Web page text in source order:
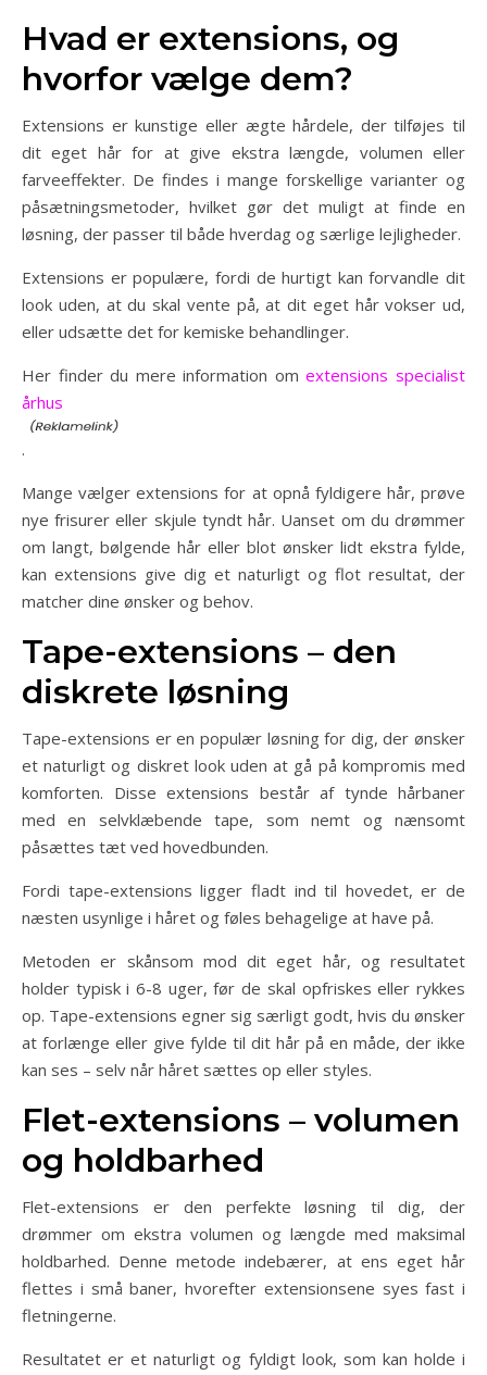
Hvad er extensions, og
hvorfor vælge dem?
Extensions er kunstige eller ægte hårdele, der tilføjes til
dit eget hår for at give ekstra længde, volumen eller
farveeffekter. De findes i mange forskellige varianter og
påsætningsmetoder, hvilket gør det muligt at finde en
løsning, der passer til både hverdag og særlige lejligheder.
Extensions er populære, fordi de hurtigt kan forvandle dit
look uden, at du skal vente på, at dit eget hår vokser ud,
eller udsætte det for kemiske behandlinger.
Her finder du mere information omextensions specialist
århus
.
Mange vælger extensions for at opnå fyldigere hår, prøve
nye frisurer eller skjule tyndt hår. Uanset om du drømmer
om langt, bølgende hår eller blot ønsker lidt ekstra fylde,
kan extensions give dig et naturligt og flot resultat, der
matcher dine ønsker og behov.
Tape-extensions – den
diskrete løsning
Tape-extensions er en populær løsning for dig, der ønsker
et naturligt og diskret look uden at gå på kompromis med
komforten. Disse extensions består af tynde hårbaner
med en selvklæbende tape, som nemt og nænsomt
påsættes tæt ved hovedbunden.
Fordi tape-extensions ligger fladt ind til hovedet, er de
næsten usynlige i håret og føles behagelige at have på.
Metoden er skånsom mod dit eget hår, og resultatet
holder typisk i 6-8 uger, før de skal opfriskes eller rykkes
op. Tape-extensions egner sig særligt godt, hvis du ønsker
at forlænge eller give fylde til dit hår på en måde, der ikke
kan ses – selv når håret sættes op eller styles.
Flet-extensions – volumen
og holdbarhed
Flet-extensions er den perfekte løsning til dig, der
drømmer om ekstra volumen og længde med maksimal
holdbarhed. Denne metode indebærer, at ens eget hår
flettes i små baner, hvorefter extensionsene syes fast i
fletningerne.
Resultatet er et naturligt og fyldigt look, som kan holde i